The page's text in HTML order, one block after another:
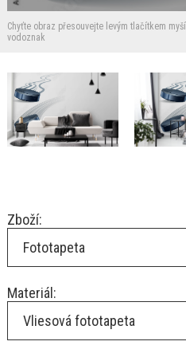
Chyťte obraz přesouvejte levým tlačítkem myší
vodoznak
Zboží:
Fototapeta
Materiál:
Vliesová fototapeta